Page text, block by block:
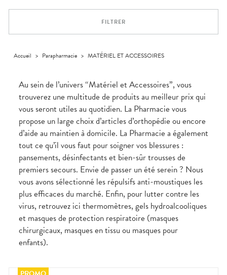
pharmacie
Solaire
APPLICATION
FILTRER
Accueil > Parapharmacie > MATÉRIEL ET ACCESSOIRES
Au sein de l’univers “Matériel et Accessoires”, vous
trouverez une multitude de produits au meilleur prix qui
vous seront utiles au quotidien. La Pharmacie vous
propose un large choix d’articles d’orthopédie ou encore
d’aide au maintien à domicile. La Pharmacie a également
tout ce qu’il vous faut pour soigner vos blessures :
pansements, désinfectants et bien-sûr trousses de
premiers secours. Envie de passer un été serein ? Nous
vous avons sélectionné les répulsifs anti-moustiques les
plus efficaces du marché. Enfin, pour lutter contre les
virus, retrouvez ici thermomètres, gels hydroalcooliques
et masques de protection respiratoire (masques
chirurgicaux, masques en tissu ou masques pour
enfants).